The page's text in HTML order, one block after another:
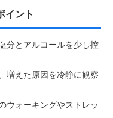
イント
分とアルコールを少し控
増えた原因を冷静に観察
ウォーキングやストレッ